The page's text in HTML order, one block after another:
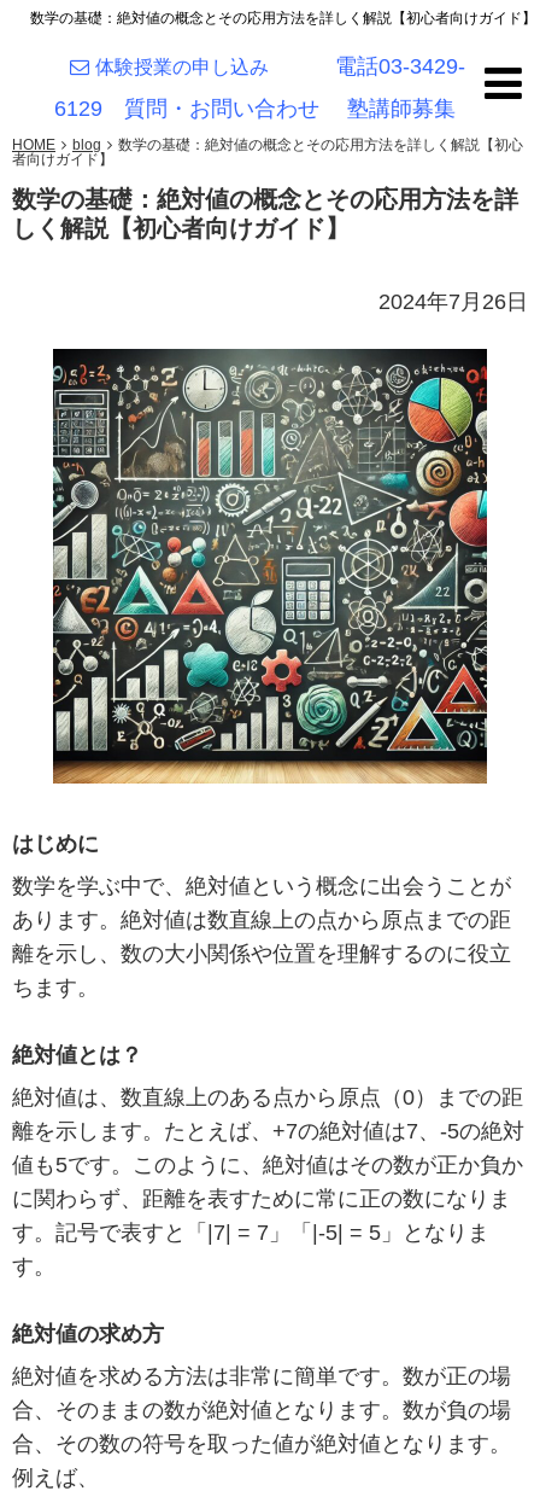
数学の基礎：絶対値の概念とその応用方法を詳しく解説【初心者向けガイド】
体験授業の申し込み
電話03-3429-
6129
質問・お問い合わせ 塾講師募集
HOME blog
数学の基礎：絶対値の概念とその応用方法を詳しく解説【初心
者向けガイド】
数学の基礎：絶対値の概念とその応用方法を詳
しく解説【初心者向けガイド】
2024年7月26日
はじめに
数学を学ぶ中で、絶対値という概念に出会うことが
あります。絶対値は数直線上の点から原点までの距
離を示し、数の大小関係や位置を理解するのに役立
ちます。
絶対値とは？
絶対値は、数直線上のある点から原点（0）までの距
離を示します。たとえば、+7の絶対値は7、-5の絶対
値も5です。このように、絶対値はその数が正か負か
に関わらず、距離を表すために常に正の数になりま
す。記号で表すと「|7| = 7」「|-5| = 5」となりま
す。
絶対値の求め方
絶対値を求める方法は非常に簡単です。数が正の場
合、そのままの数が絶対値となります。数が負の場
合、その数の符号を取った値が絶対値となります。
例えば、